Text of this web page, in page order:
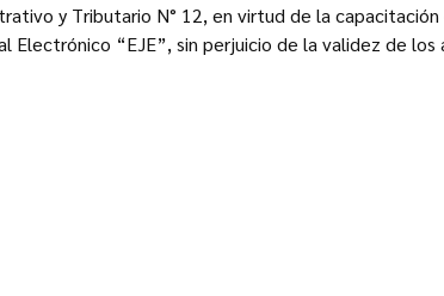
y Tributario N° 12, en virtud de la
Electrónico “EJE”, sin perjuicio de la validez de